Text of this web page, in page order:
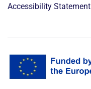
Accessibility Statement